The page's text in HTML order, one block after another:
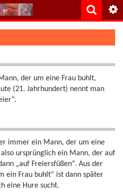
der um eine Frau buhlt,
(21. Jahrhundert) nennt man
immer ein Mann, der um eine
ursprünglich ein Mann, der auf
„auf Freiersfüßen“. Aus der
ein Frau buhlt“ ist dann später
eine Hure sucht.